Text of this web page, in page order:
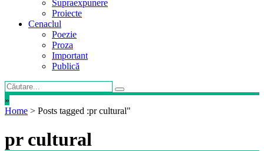
Supraexpunere
Proiecte
Cenaclul
Poezie
Proza
Important
Publică
»
Home > Posts tagged :pr cultural"
pr cultural